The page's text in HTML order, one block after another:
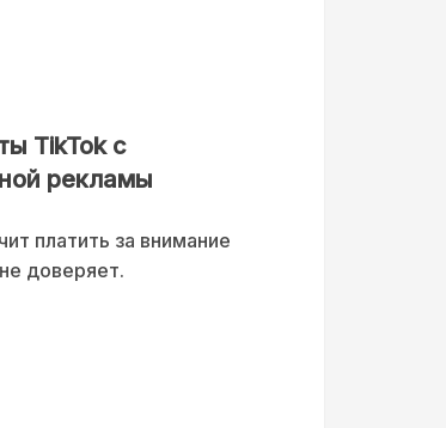
TikTok с
рекламы
платить за внимание
доверяет.